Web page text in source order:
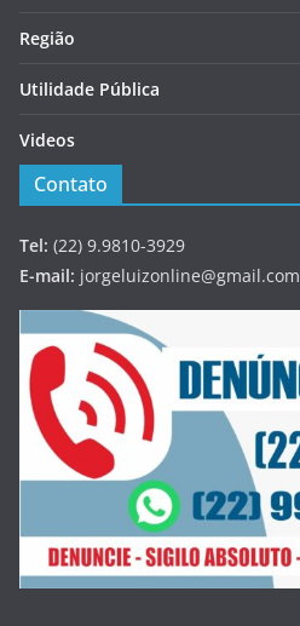
Região
Utilidade Pública
Videos
Contato
Tel: (22) 9.9810-3929
E-mail: jorgeluizonline@gmail.com